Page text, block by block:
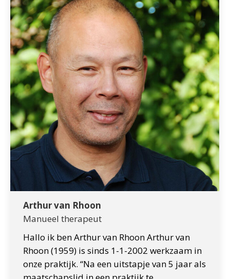
Arthur van Rhoon
Manueel therapeut
Hallo ik ben Arthur van Rhoon Arthur van
Rhoon (1959) is sinds 1-1-2002 werkzaam in
onze praktijk. “Na een uitstapje van 5 jaar als